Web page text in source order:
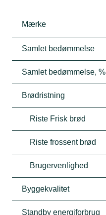
Mærke
Samlet bedømmelse
Samlet bedømmelse, %
Brødristning
Riste Frisk brød
Riste frossent brød
Brugervenlighed
Byggekvalitet
Standby energiforbrug